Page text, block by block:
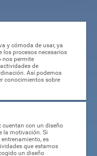
y cómoda de usar, ya
procesos necesarios
nos permite
de
Así podemos
conocimientos sobre
cuentan con un diseño
la motivación. Si
es
que estamos
un diseño